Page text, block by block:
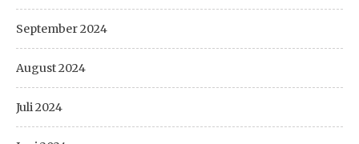
September 2024
August 2024
Juli 2024